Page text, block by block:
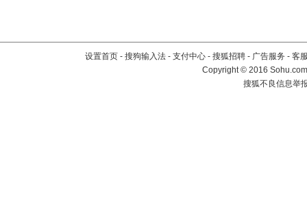
设置首页 - 搜狗输入法 - 支付中心 - 搜狐招聘 - 广告服务 - 客
Copyright©2016
搜狐不良信息举